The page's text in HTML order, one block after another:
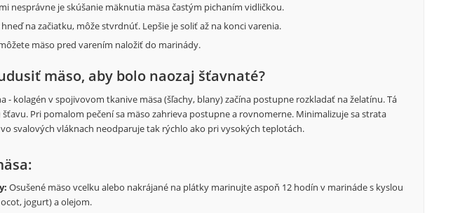
nesprávne je skúšanie mäknutia mäsa častým pichaním vidličkou.
na začiatku, môže stvrdnúť. Lepšie je soliť až na konci varenia.
mäso pred varením naložiť do marinády.
mäso, aby bolo naozaj šťavnaté?
- kolagén v spojivovom tkanive mäsa (šľachy, blany) začína postupne rozkladať na želatínu. Tá
Pri pomalom pečení sa mäso zahrieva postupne a rovnomerne. Minimalizuje sa strata
svalových vláknach neodparuje tak rýchlo ako pri vysokých teplotách.
Osušené mäso vcelku alebo nakrájané na plátky marinujte aspoň 12 hodín v marináde s kyslou
jogurt) a olejom.